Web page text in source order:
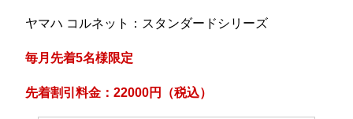
ヤマハ コルネット：スタンダードシリーズ
毎月先着5名様限定
先着割引料金：22000円（税込）